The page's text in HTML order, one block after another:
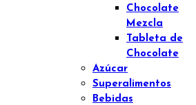
Chocolate
Mezcla
Tableta de
Chocolate
Azúcar
Superalimentos
Bebidas